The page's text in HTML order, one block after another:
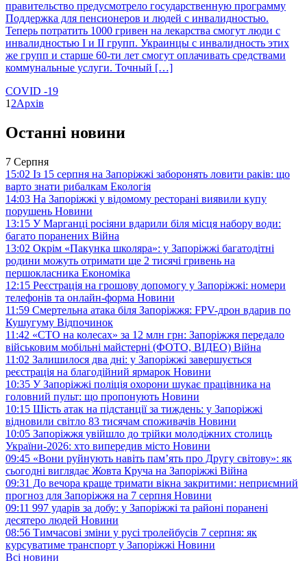
правительство предусмотрело государственную программу
Поддержка для пенсионеров и людей с инвалидностью.
Теперь потратить 1000 гривен на лекарства смогут люди с
инвалидностью I и II групп. Украинцы с инвалидность этих
же групп и старше 60-ти лет смогут оплачивать средствами
коммунальные услуги. Точный […]
COVID -19
1 2Архів
Останні новини
7 Серпня
15:02 Із 15 серпня на Запоріжжі заборонять ловити раків: що
варто знати рибалкам Екологія
14:03 На Запоріжжі у відомому ресторані виявили купу
порушень Новини
13:15 У Марганці росіяни вдарили біля місця набору води:
багато поранених Війна
13:02 Окрім «Пакунка школяра»: у Запоріжжі багатодітні
родини можуть отримати ще 2 тисячі гривень на
першокласника Економіка
12:15 Реєстрація на грошову допомогу у Запоріжжі: номери
телефонів та онлайн-форма Новини
11:59 Смертельна атака біля Запоріжжя: FPV-дрон вдарив по
Кушугуму Відпочинок
11:42 «СТО на колесах» за 12 млн грн: Запоріжжя передало
військовим мобільні майстерні (ФОТО, ВІДЕО) Війна
11:02 Залишилося два дні: у Запоріжжі завершується
реєстрація на благодійний ярмарок Новини
10:35 У Запоріжжі поліція охорони шукає працівника на
головний пульт: що пропонують Новини
10:15 Шість атак на підстанції за тиждень: у Запоріжжі
відновили світло 83 тисячам споживачів Новини
10:05 Запоріжжя увійшло до трійки молодіжних столиць
України-2026: хто випередив місто Новини
09:45 «Вони руйнують навіть пам’ять про Другу світову»: як
сьогодні виглядає Жовта Круча на Запоріжжі Війна
09:31 До вечора краще тримати вікна закритими: неприємний
прогноз для Запоріжжя на 7 серпня Новини
09:11 997 ударів за добу: у Запоріжжі та районі поранені
десятеро людей Новини
08:56 Тимчасові зміни у русі тролейбусів 7 серпня: як
курсуватиме транспорт у Запоріжжі Новини
Всі новини